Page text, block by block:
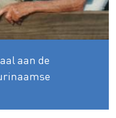
aan de